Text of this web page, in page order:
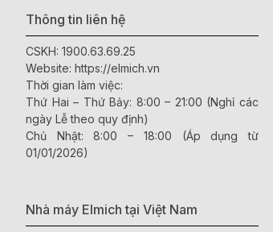
Thông tin liên hệ
CSKH: 1900.63.69.25
Website: https://elmich.vn
Thời gian làm việc:
Thứ Hai – Thứ Bảy: 8:00 – 21:00 (Nghỉ các
ngày Lễ theo quy định)
Chủ Nhật: 8:00 – 18:00 (Áp dụng từ
01/01/2026)
Nhà máy Elmich tại Việt Nam